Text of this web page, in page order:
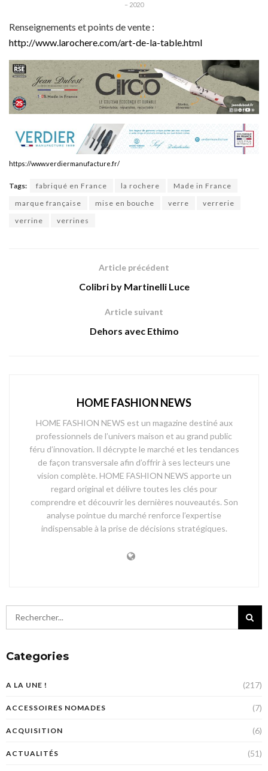
– 2020
Renseignements et points de vente :
http://www.larochere.com/art-de-la-table.html
https://www.verdiermanufacture.fr/
Tags: fabriqué en France la rochere
Made in France
marque française
mise en bouche verre
verrerie
verrine
verrines
Article précédent
Colibri by Martinelli Luce
Article suivant
Dehors avec Ethimo
HOME FASHION NEWS
HOME FASHION NEWS est un magazine destiné aux
professionnels de l’univers maison et au grand public
féru d’innovation. Il décrypte le marché et les tendances
de façon transversale afin d’offrir à ses lecteurs une
vision complète. HOME FASHION NEWS apporte un
regard original et délivre toutes les clés pour
comprendre et découvrir les dernières nouveautés. Son
analyse pointue du marché renforce l’expertise
indispensable à la prise de décisions stratégiques.
Categories
A LA UNE ! (217)
ACCESSOIRES NOMADES (7)
ACQUISITION (6)
ACTUALITÉS (51)